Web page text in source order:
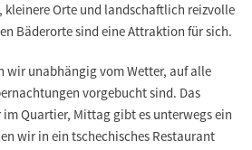
kleinere Orte und landschaftlich reizvolle
Bäderorte sind eine Attraktion für sich.
wir unabhängig vom Wetter, auf alle
vorgebucht sind. Das
Quartier, Mittag gibt es unterwegs ein
wir in ein tschechisches Restaurant